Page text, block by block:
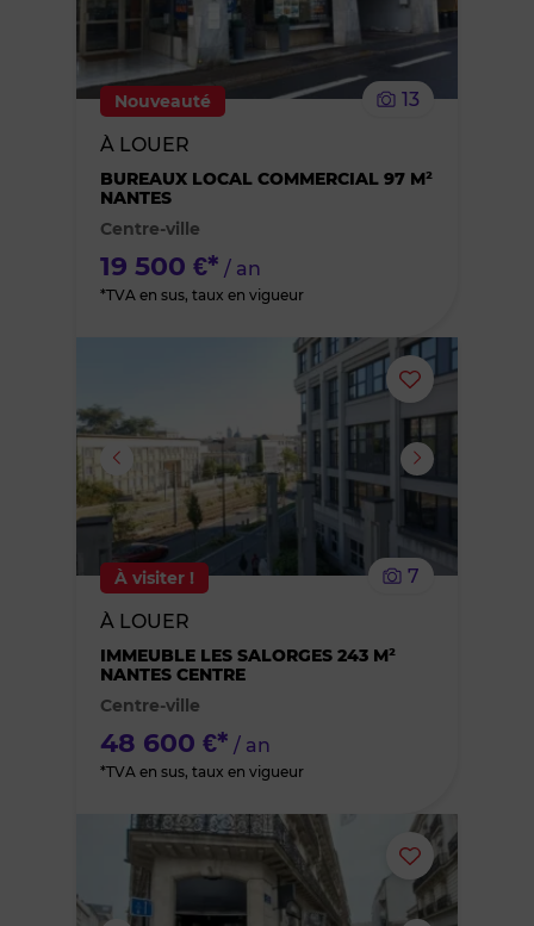
supprimer
le
des
Nouveauté
13
À LOUER
BUREAUX LOCAL COMMERCIAL 97 M²
NANTES
Centre-ville
19 500 €* / an
*TVA en sus, taux en vigueur
Ajouter
ou
supprimer
le
À visiter !
7
À LOUER
IMMEUBLE LES SALORGES 243 M²
NANTES CENTRE
Centre-ville
48 600 €* / an
*TVA en sus, taux en vigueur
Ajouter
ou